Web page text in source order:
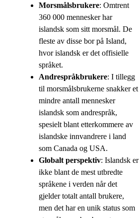
Morsmålsbrukere: Omtrent
360 000 mennesker har
islandsk som sitt morsmål. De
fleste av disse bor på Island,
hvor islandsk er det offisielle
språket.
Andrespråkbrukere: I tillegg
til morsmålsbrukerne snakker et
mindre antall mennesker
islandsk som andrespråk,
spesielt blant etterkommere av
islandske innvandrere i land
som Canada og USA.
Globalt perspektiv: Islandsk er
ikke blant de mest utbredte
språkene i verden når det
gjelder totalt antall brukere,
men det har en unik status som